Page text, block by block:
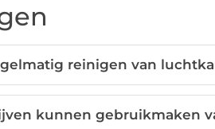
reinigen van
kunnen gebruikmaken